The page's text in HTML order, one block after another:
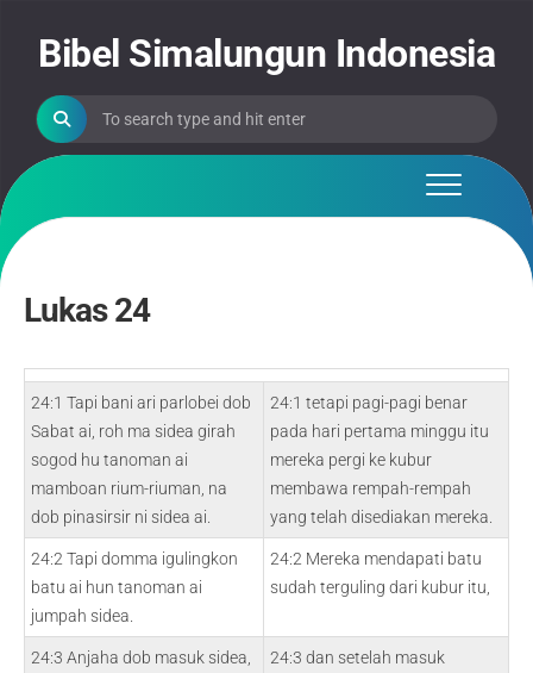
contentBibel Simalungun Indonesia
Lukas 24
24:1 Tapi bani ari parlobei dob
Sabat ai, roh ma sidea girah
sogod hu tanoman ai
mamboan rium-riuman, na
dob pinasirsir ni sidea ai.
24:1 tetapi pagi-pagi benar
pada hari pertama minggu itu
mereka pergi ke kubur
membawa rempah-rempah
yang telah disediakan mereka.
24:2 Tapi domma igulingkon
batu ai hun tanoman ai
jumpah sidea.
24:2 Mereka mendapati batu
sudah terguling dari kubur itu,
24:3 Anjaha dob masuk sidea,
24:3 dan setelah masuk